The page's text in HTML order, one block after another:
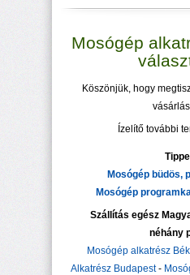
Mosógép
Köszönjük, hogy
Ízelítő további
Mosógép büdös,
Mosógép
Szállítás egész
néhány
Mosógép alkatrész
Alkatrész Budapest-